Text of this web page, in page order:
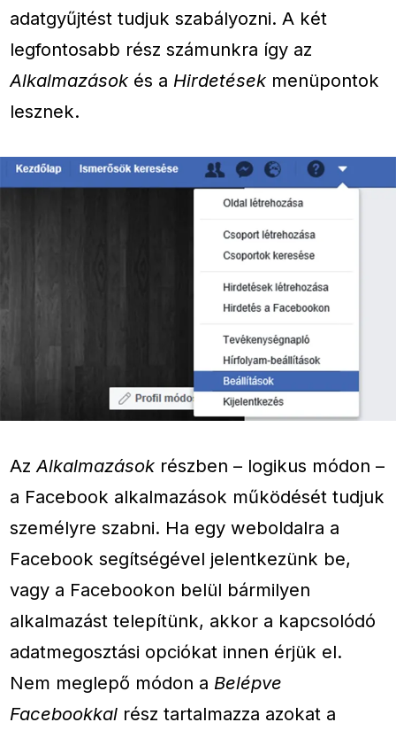
adatgyűjtést tudjuk szabályozni. A két
legfontosabb rész számunkra így az
Alkalmazások és a Hirdetések menüpontok
lesznek.
AzAlkalmazások részben – logikus módon –
a Facebook alkalmazások működését tudjuk
személyre szabni. Ha egy weboldalra a
Facebook segítségével jelentkezünk be,
vagy a Facebookon belül bármilyen
alkalmazást telepítünk, akkor a kapcsolódó
adatmegosztási opciókat innen érjük el.
Nem meglepő módon a Belépve
Facebookkal rész tartalmazza azokat a